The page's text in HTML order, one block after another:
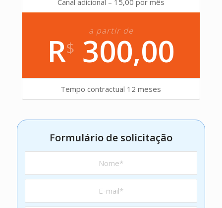
a partir de
R$ 300,00
Tempo contractual 12 meses
Formulário de solicitação